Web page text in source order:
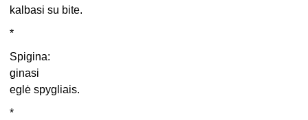
kalbasi su bite.
*
Spigina:
ginasi
eglė spygliais.
*